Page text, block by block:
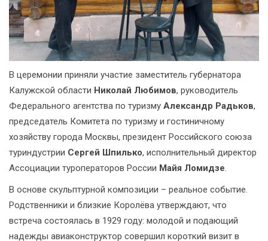
В церемонии приняли участие заместитель губернатора
Калужской области Николай Любимов, руководитель
Федерального агентства по туризму Александр Радьков,
председатель Комитета по туризму и гостиничному
хозяйству города Москвы, президент Российского союза
туриндустрии Сергей Шпилько, исполнительный директор
Ассоциации туроператоров России Майя Ломидзе.
В основе скульптурной композиции – реальное событие.
Родственники и близкие Королёва утверждают, что
встреча состоялась в 1929 году: молодой и подающий
надежды авиаконструктор совершил короткий визит в